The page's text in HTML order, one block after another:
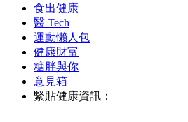
食出健康
醫 Tech
運動懶人包
健康財富
糖胖與你
意見箱
緊貼健康資訊：